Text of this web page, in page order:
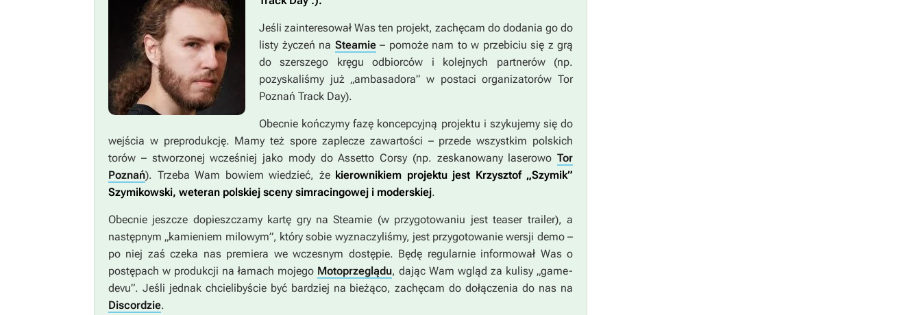
Jeśli zainteresował Was ten projekt, zachęcam do dodania go do
listy życzeń na Steamie– pomoże nam to w przebiciu się z grą
do szerszego kręgu odbiorców i kolejnych partnerów (np.
pozyskaliśmy już „ambasadora” w postaci organizatorów Tor
Poznań Track Day).
Obecnie kończymy fazę koncepcyjną projektu i szykujemy się do
wejścia w preprodukcję. Mamy też spore zaplecze zawartości – przede wszystkim polskich
torów – stworzonej wcześniej jako mody doAssetto Corsy (np. zeskanowany laserowo Tor
Poznań). Trzeba Wam bowiem wiedzieć, że kierownikiem projektu jest Krzysztof „Szymik”
Szymikowski, weteran polskiej sceny simracingowej i moderskiej.
Obecnie jeszcze dopieszczamy kartę gry na Steamie (w przygotowaniu jest teaser trailer), a
następnym „kamieniem milowym”, który sobie wyznaczyliśmy, jest przygotowanie wersji demo –
po niej zaś czeka nas premiera we wczesnym dostępie. Będę regularnie informował Was o
postępach w produkcji na łamach mojego Motoprzeglądu, dając Wam wgląd za kulisy „game-
devu”. Jeśli jednak chcielibyście być bardziej na bieżąco, zachęcam do dołączenia do nas na
Discordzie.